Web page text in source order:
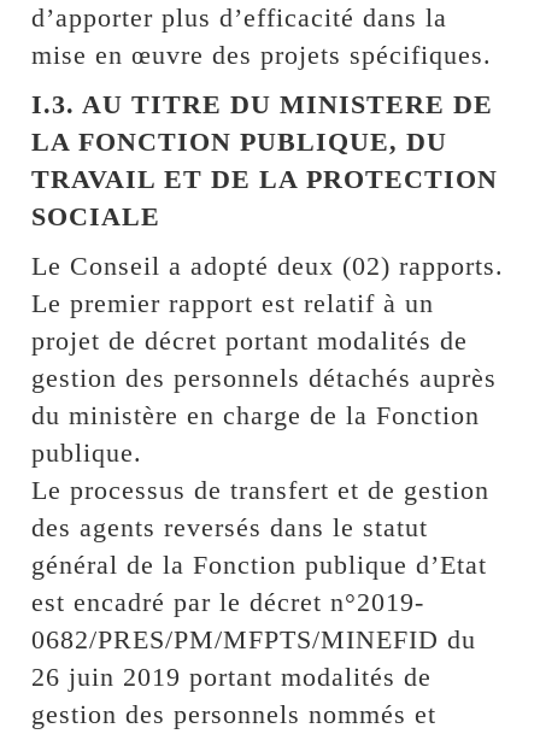
d’apporter plus d’efficacité dans la
mise en œuvre des projets spécifiques.
I.3. AU TITRE DU MINISTERE DE
LA FONCTION PUBLIQUE, DU
TRAVAIL ET DE LA PROTECTION
SOCIALE
Le Conseil a adopté deux (02) rapports.
Le premier rapport est relatif à un
projet de décret portant modalités de
gestion des personnels détachés auprès
du ministère en charge de la Fonction
publique.
Le processus de transfert et de gestion
des agents reversés dans le statut
général de la Fonction publique d’Etat
est encadré par le décret n°2019-
0682/PRES/PM/MFPTS/MINEFID du
26 juin 2019 portant modalités de
gestion des personnels nommés et